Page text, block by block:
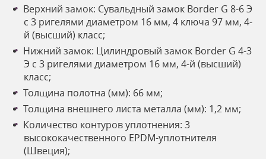
Верхний замок: Сувальдный замок Border G 8-6 Э
с 3 ригелями диаметром 16 мм, 4 ключа 97 мм, 4-
й (высший) класс;
Нижний замок: Цилиндровый замок Border G 4-3
Э с 3 ригелями диаметром 16 мм, 4-й (высший)
класс;
Толщина полотна (мм): 66 мм;
Толщина внешнего листа металла (мм): 1,2 мм;
Количество контуров уплотнения: 3
высококачественного EPDM-уплотнителя
(Швеция);